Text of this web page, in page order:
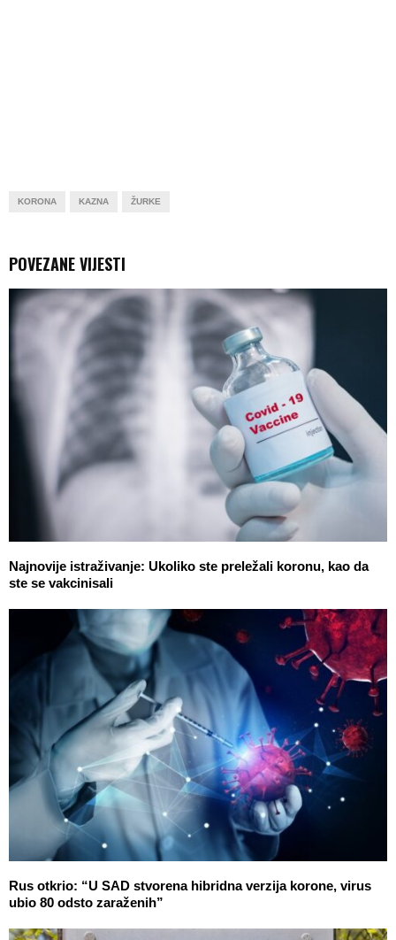
KORONA KAZNA ŽURKE
POVEZANE VIJESTI
Najnovije istraživanje: Ukoliko ste preležali koronu, kao da
ste se vakcinisali
Rus otkrio: “U SAD stvorena hibridna verzija korone, virus
ubio 80 odsto zaraženih”